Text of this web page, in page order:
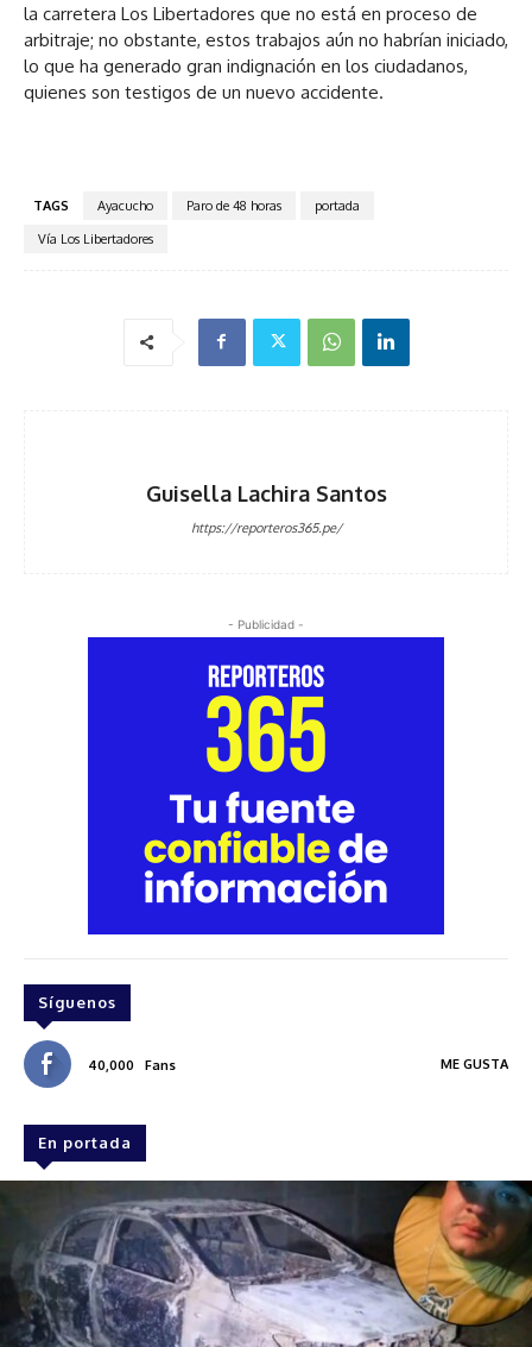
la carretera Los Libertadores que no está en proceso de
arbitraje; no obstante, estos trabajos aún no habrían iniciado,
lo que ha generado gran indignación en los ciudadanos,
quienes son testigos de un nuevo accidente.
TAGS Ayacucho Paro de 48 horas
portada
Vía Los Libertadores
Guisella Lachira Santos
https://reporteros365.pe/
- Publicidad -
Síguenos
40,000 Fans ME GUSTA
En portada